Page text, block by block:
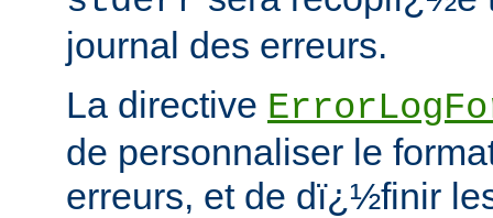
journal des erreurs.
La directive
de personnaliser le
erreurs, et de dï¿½finir